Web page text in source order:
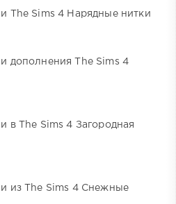
The Sims 4 Нарядные нитки
дополнения The Sims 4
в The Sims 4 Загородная
из The Sims 4 Снежные